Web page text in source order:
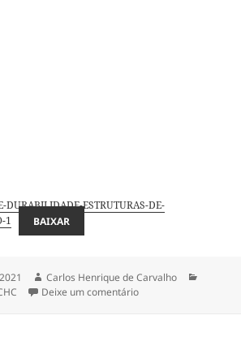
DURABILIDADE-ESTRUTURAS-DE-
1
BAIXAR
Autor
Carlos Henrique de Carvalho
Deixe um comentárioem OS REQUISITOS